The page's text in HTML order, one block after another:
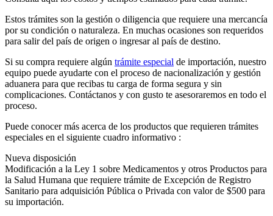
Estos trámites son la gestión o diligencia que requiere una mercancía
por su condición o naturaleza. En muchas ocasiones son requeridos
para salir del país de origen o ingresar al país de destino.
Si su compra requiere algún trámite especial de importación, nuestro
equipo puede ayudarte con el proceso de nacionalización y gestión
aduanera para que recibas tu carga de forma segura y sin
complicaciones. Contáctanos y con gusto te asesoraremos en todo el
proceso.
Puede conocer más acerca de los productos que requieren trámites
especiales en el siguiente cuadro informativo :
Nueva disposición
Modificación a la Ley 1 sobre Medicamentos y otros Productos para
la Salud Humana que requiere trámite de Excepción de Registro
Sanitario para adquisición Pública o Privada con valor de $500 para
su importación.